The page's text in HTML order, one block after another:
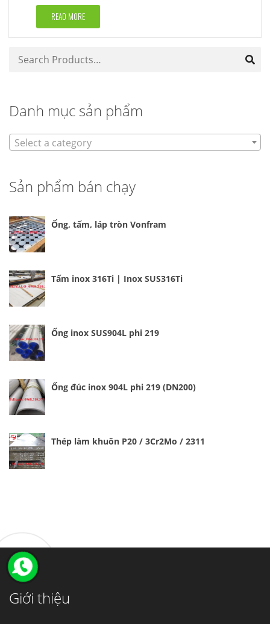
Rated5.00
out of 5READ MORE
Danh mục sản phẩm
Select a category
Sản phẩm bán chạy
Ống, tấm, láp tròn Vonfram
Tấm inox 316Ti | Inox SUS316Ti
Ống inox SUS904L phi 219
Ống đúc inox 904L phi 219 (DN200)
Thép làm khuôn P20 / 3Cr2Mo / 2311
Giới thiệu